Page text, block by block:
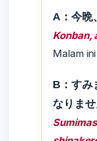
A：今晩
Konban,
Malam
B：すみ
なりませ